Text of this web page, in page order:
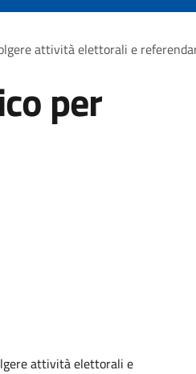
attività elettorali e
per
attività elettorali e